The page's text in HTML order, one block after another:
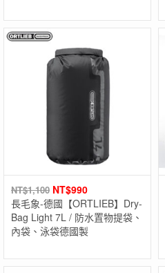
NT$1,100 NT$990
長毛象-德國【ORTLIEB】Dry-
Bag Light 7L / 防水置物提袋、
內袋、泳袋德國製